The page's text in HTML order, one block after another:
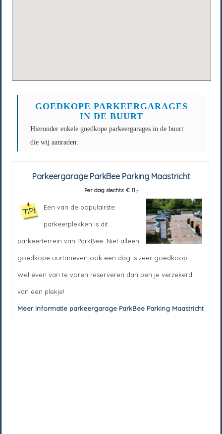
GOEDKOPE PARKEERGARAGES
IN DE BUURT
Hieronder enkele goedkope parkeergarages in de buurt
die wij aanraden:
Parkeergarage ParkBee Parking Maastricht
Per dag slechts: € 11,-
Een van de populairste
parkeerplekken is dit
parkeerterrein van ParkBee. Niet alleen
goedkope uurtarieven ook een dag is zeer goedkoop.
Wel even van te voren reserveren dan ben je verzekerd
van een plekje!
Meer informatie parkeergarage ParkBee Parking Maastricht